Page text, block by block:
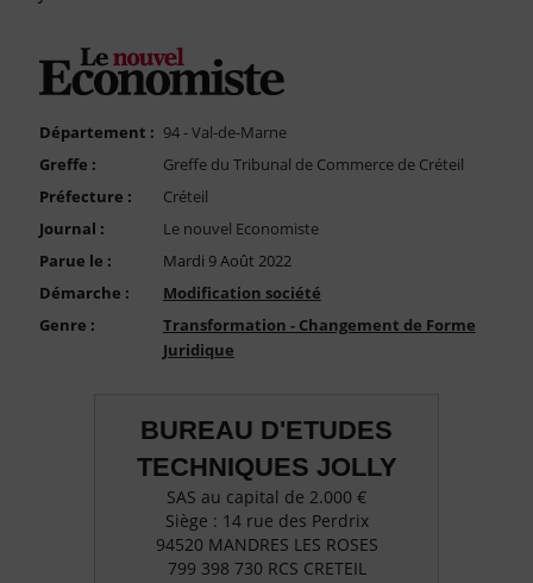
Nous Contacter
Département : 94 - Val-de-Marne
Greffe :
Greffe du Tribunal de Commerce de Créteil
Préfecture :
Créteil
Journal :
Le nouvel Economiste
Parue le :
Mardi 9 Août 2022
Démarche :
Modification société
Genre :
Transformation - Changement de Forme
Juridique
BUREAU D'ETUDES
TECHNIQUES JOLLY
SAS au capital de 2.000 €
Siège : 14 rue des Perdrix
94520 MANDRES LES ROSES
799 398 730 RCS CRETEIL